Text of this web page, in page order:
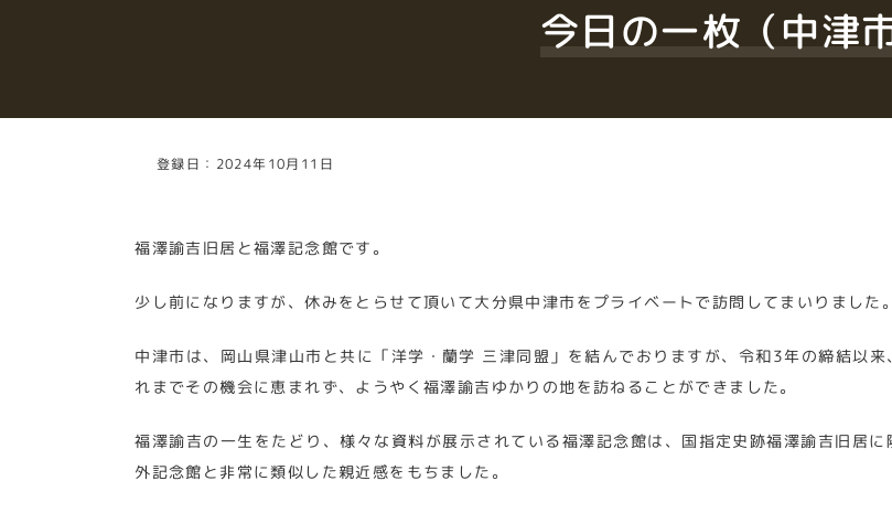
今日の一枚（中津市
登録日：2024年10月11日
福澤諭吉旧居と福澤記念館です。
少し前になりますが、休みをとらせて頂いて大分県中津市をプライベートで訪問してまいりました。
中津市は、岡山県津山市と共に「洋学・蘭学 三津同盟」を結んでおりますが、令和3年の締結以
れまでその機会に恵まれず、ようやく福澤諭吉ゆかりの地を訪ねることができました。
福澤諭吉の一生をたどり、様々な資料が展示されている福澤記念館は、国指定史跡福澤諭吉旧居
外記念館と非常に類似した親近感をもちました。